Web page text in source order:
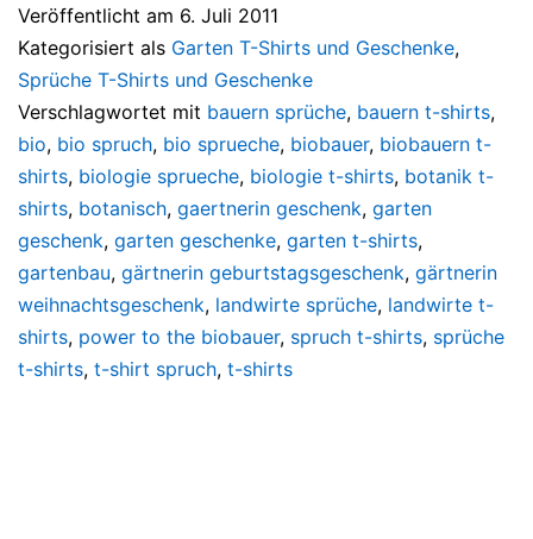
Veröffentlicht am 6. Juli 2011
Kategorisiert als Garten T-Shirts und Geschenke,
Sprüche T-Shirts und Geschenke
Verschlagwortet mit bauern sprüche, bauern t-shirts,
bio, bio spruch, bio sprueche, biobauer, biobauern t-
shirts, biologie sprueche, biologie t-shirts, botanik t-
shirts, botanisch, gaertnerin geschenk, garten
geschenk, garten geschenke, garten t-shirts,
gartenbau, gärtnerin geburtstagsgeschenk, gärtnerin
weihnachtsgeschenk, landwirte sprüche, landwirte t-
shirts, power to the biobauer, spruch t-shirts, sprüche
t-shirts, t-shirt spruch, t-shirts